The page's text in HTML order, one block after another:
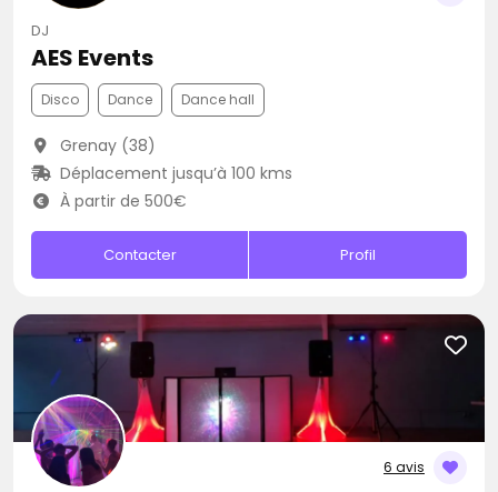
DJ
AES Events
Disco Dance Dance hall
Grenay (38)
Déplacement jusqu’à 100 kms
À partir de 500€
Contacter Profil
6 avis